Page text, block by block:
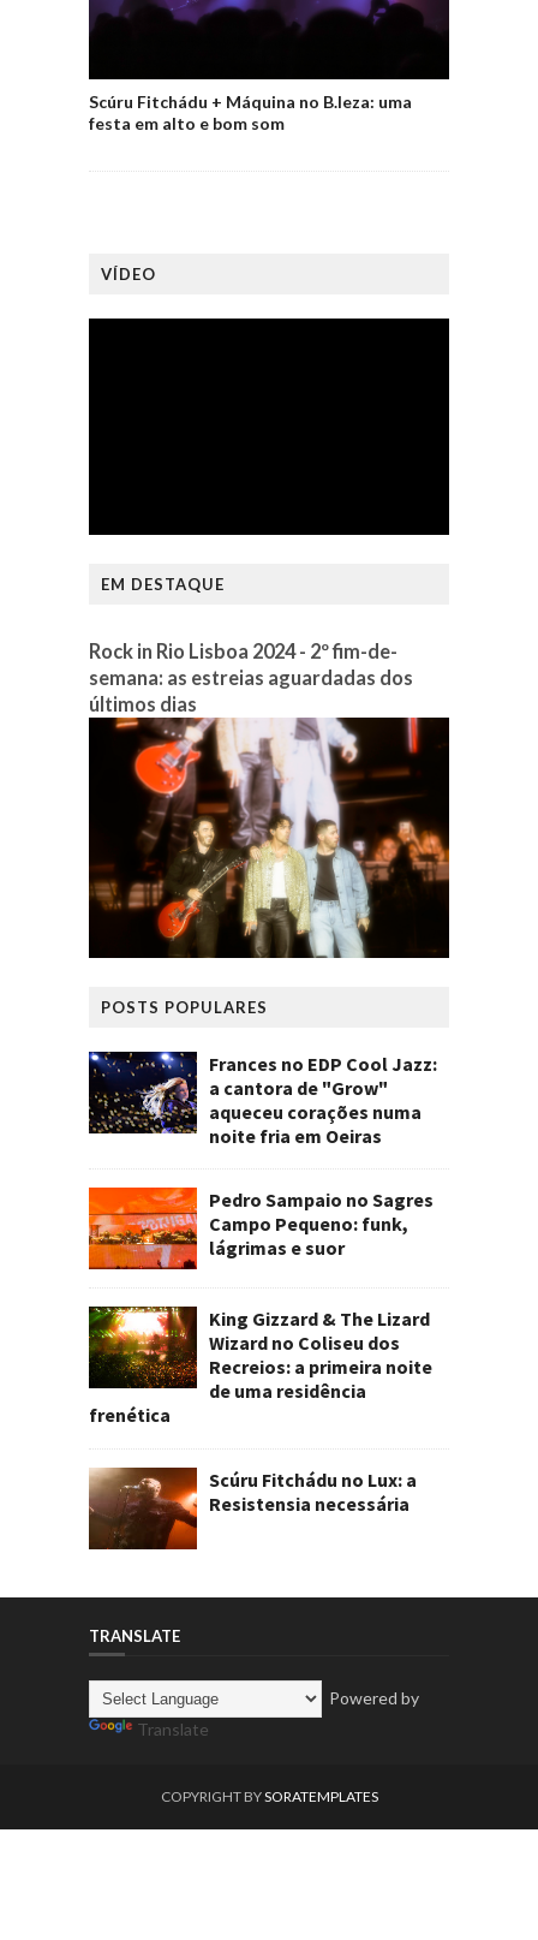
Scúru Fitchádu + Máquina no B.leza: uma
festa em alto e bom som
VÍDEO
EM DESTAQUE
Rock in Rio Lisboa 2024 - 2º fim-de-
semana: as estreias aguardadas dos
últimos dias
POSTS POPULARES
Frances no EDP Cool Jazz:
a cantora de "Grow"
aqueceu corações numa
noite fria em Oeiras
Pedro Sampaio no Sagres
Campo Pequeno: funk,
lágrimas e suor
King Gizzard & The Lizard
Wizard no Coliseu dos
Recreios: a primeira noite
de uma residência
frenética
Scúru Fitchádu no Lux: a
Resistensia necessária
TRANSLATE
Powered by
Translate
COPYRIGHT BYSORATEMPLATES